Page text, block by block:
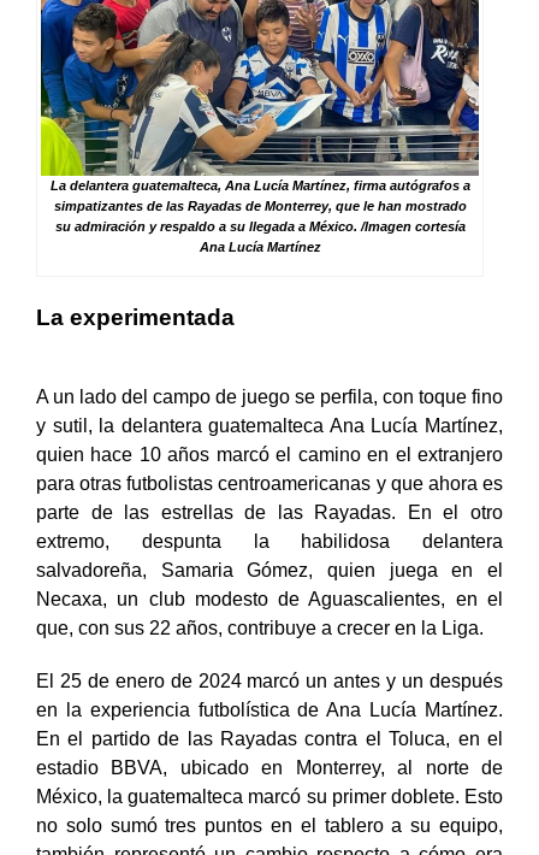
La delantera guatemalteca, Ana Lucía Martínez, firma autógrafos a
simpatizantes de las Rayadas de Monterrey, que le han mostrado
A un lado del campo de juego se perfila, con toque fino
y sutil, la delantera guatemalteca Ana Lucía Martínez,
quien hace 10 años marcó el camino en el extranjero
para otras futbolistas centroamericanas y que ahora es
parte de las estrellas de las Rayadas. En el otro
extremo, despunta la habilidosa delantera
salvadoreña, Samaria Gómez, quien juega en el
Necaxa, un club modesto de Aguascalientes, en el
que, con sus 22 años, contribuye a crecer en la Liga.
El 25 de enero de 2024 marcó un antes y un después
en la experiencia futbolística de Ana Lucía Martínez.
En el partido de las Rayadas contra el Toluca, en el
estadio BBVA, ubicado en Monterrey, al norte de
México, la guatemalteca marcó su primer doblete. Esto